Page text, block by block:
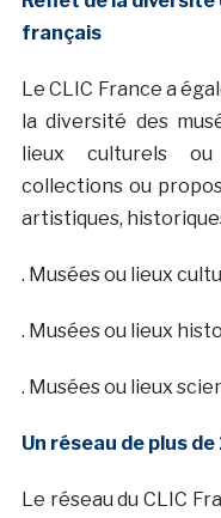
français
Le CLIC France a
la diversité des
lieux culturels ou
collections ou
artistiques,
. Musées ou lieux
. Musées ou lieux
. Musées ou lieux
Un réseau de plus
Le réseau du CLIC